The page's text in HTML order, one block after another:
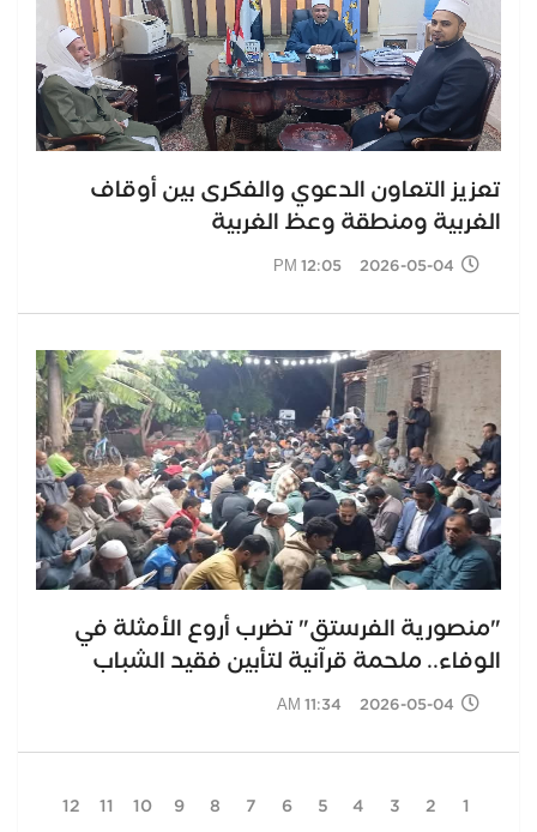
تعزيز التعاون الدعوي والفكرى بين أوقاف
الغربية ومنطقة وعظ الغربية
2026-05-04 12:05 PM
"منصورية الفرستق" تضرب أروع الأمثلة في
الوفاء.. ملحمة قرآنية لتأبين فقيد الشباب
2026-05-04 11:34 AM
1
2
3
4
5
6
7
8
9
10
11
12